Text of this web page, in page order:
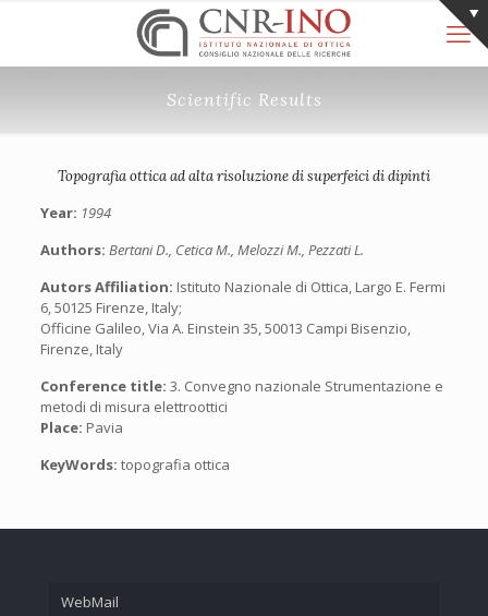
Scientific Results
Topografia ottica ad alta risoluzione di superfeici di dipinti
Year: 1994
Authors: Bertani D., Cetica M., Melozzi M., Pezzati L.
Autors Affiliation: Istituto Nazionale di Ottica, Largo E. Fermi
6, 50125 Firenze, Italy;
Officine Galileo, Via A. Einstein 35, 50013 Campi Bisenzio,
Firenze, Italy
Conference title: 3. Convegno nazionale Strumentazione e
metodi di misura elettroottici
Place: Pavia
KeyWords: topografia ottica
WebMail